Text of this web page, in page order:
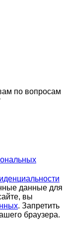
по вопросам
данные для
вы
. Запретить
браузера.